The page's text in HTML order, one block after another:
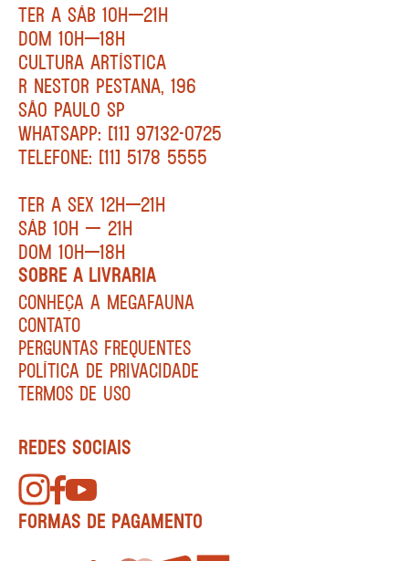
TER A SÁB 10H—21H
DOM 10H—18H
CULTURA ARTÍSTICA
R NESTOR PESTANA, 196
SÃO PAULO SP
WHATSAPP: [11] 97132-0725
TELEFONE: [11] 5178 5555
TER A SEX 12H—21H
SÁB 10H — 21H
DOM 10H—18H
SOBRE A LIVRARIA
CONHEÇA A MEGAFAUNA
CONTATO
PERGUNTAS FREQUENTES
POLÍTICA DE PRIVACIDADE
TERMOS DE USO
REDES SOCIAIS
FORMAS DE PAGAMENTO